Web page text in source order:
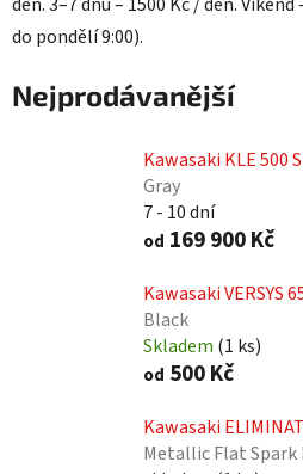
do pondělí 9:00).
Nejprodávanější
Kawasaki KLE 500
Gray
7 - 10 dní
od 169 900 Kč
Kawasaki VERSYS
Black
Skladem (1 ks)
od 500 Kč
Kawasaki
Metallic Flat Spark